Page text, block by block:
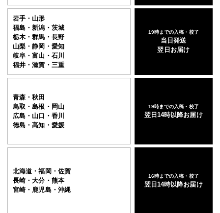
岩手・山形
福島・新潟・茨城
栃木・群馬・長野
山梨・静岡・愛知
岐阜・富山・石川
福井・滋賀・三重
19時までの入稿・校了
当日発送
翌日お届け
青森・秋田
鳥取・島根・岡山
広島・山口・香川
徳島・高知・愛媛
19時までの入稿・校了
翌日14時以降お届け
北海道・福岡・佐賀
長崎・大分・熊本
宮崎・鹿児島・沖縄
16時までの入稿・校了
翌日14時以降お届け